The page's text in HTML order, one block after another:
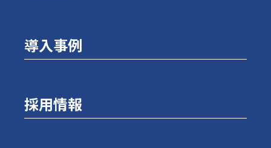
導入事例
採用情報